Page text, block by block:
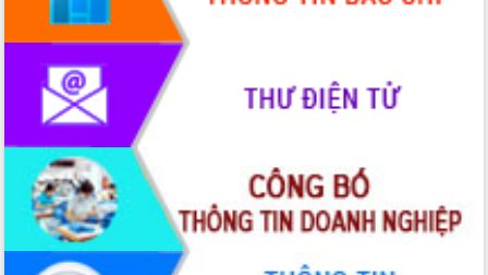
Rà soát, hoàn thiện hệ thống thiết chế
văn hóa, thể thao đáp ứng yêu cầu
phát triển mới
Thường trực HĐND tỉnh Đắk Lắk gặp
mặt Đoàn chuyên gia y tế TP. Hồ Chí
Lễ truy điệu và an táng hài cốt liệt sĩ
tại Nghĩa trang Liệt sĩ xã Sơn Hòa
Bàn giải pháp tháo gỡ khó khăn trong
xuất khẩu sầu riêng và triển khai quy
định EUDR